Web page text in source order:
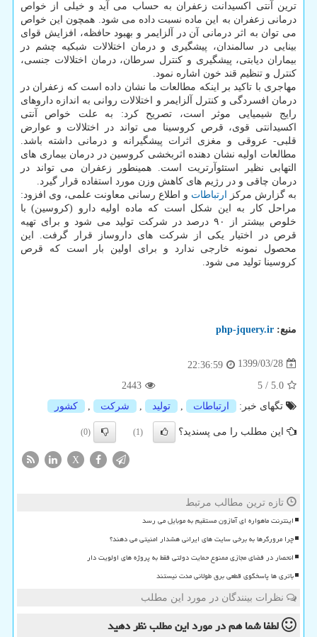
ترین آنتی اکسیدانت زعفران به حساب می آید و خیلی از خواص
درمانی زعفران به این ماده نسبت داده می شود. همچون این خواص
می توان به اثر درمانی آن در آلزایمر و بهبود حافظه، افزایش قوای
بینایی در سالمندان، پیشگیری و درمان اختلالات شبکیه چشم در
بیماران دیابتی، پیشگیری و کنترل سرطان، درمان اختلالات جنسی،
کنترل و تنظیم قند خون اشاره نمود.
مهاجری با تاکید بر اینکه مطالعات ما نشان داده است که زعفران در
درمان افسردگی و کنترل آلزایمر و اختلالات روانی به اندازه داروهای
رایج شیمیایی موثر است، تصریح کرد: به علت خواص آنتی
اکسیدانتی قوی، قرص کروسینا می تواند در اختلالات و عوارض
قلبی- عروقی و مغزی اثرات پیشگیرانه و درمانی داشته باشد.
مطالعات اولیه نشان دهنده اثربخشی کروسین در درمان بیماری های
التهابی نظیر استئوآرتریت است. همینطور زعفران می تواند در
درمان چاقی و در رژیم های کاهش وزن مورد استفاده قرار گیرد.
به گزارش مرکز
ارتباطات و اطلاع رسانی معاونت علمی، وی افزود:
مراحل کار به این شکل است که ماده اولیه دارو (کروسین) با
خلوص بیشتر از ۹۰ درصد در شرکت تولید می شود و برای تهیه
قرص در اختیار یکی از شرکت های داروساز قرار گرفت. این
محصول نمونه خارجی ندارد و برای اولین بار است که قرص
کروسینا تولید می شود.
منبع: php-jquery.ir
1399/03/28
22:36:59
5.0
/
5
2443
تگهای خبر:
ارتباطات تولید شركت كشور
این مطلب را می پسندید؟ (1)
(0)
X
تازه ترین مطالب مرتبط
اینترنت ماهواره ای آمازون مستقیم به موبایل می رسد
چرا مرورگرها به برخی سایت های ایرانی هشدار امنیتی می دهند؟
انحصار در فضای مجازی ممنوع حمایت دولتی فقط به پروژه های اولویت دار
باتری ها پاسخگوی قطعی برق طولانی مدت نیستند
نظرات بینندگان در مورد این مطلب
لطفا شما همدر مورد این مطلبنظر دهید